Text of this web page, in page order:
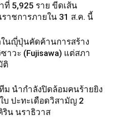
ที่ 5,925 ราย ขีดเส้น
าชการภายใน 31 ส.ค. นี้
นญุี่ปุ่นคัดค้านการสร้าง
าวะ (Fujisawa) แต่สภา
ติ
ม นำกำลังปิดล้อมคนร้ายยิง
บ ปะทะเดือดวิสามัญ 2
ริน นราธิวาส